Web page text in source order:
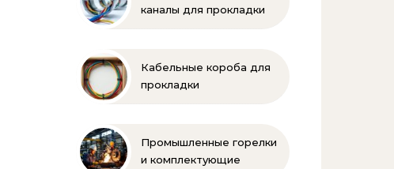
каналы для прокладки
Кабельные короба для
прокладки
Промышленные горелки
и комплектующие